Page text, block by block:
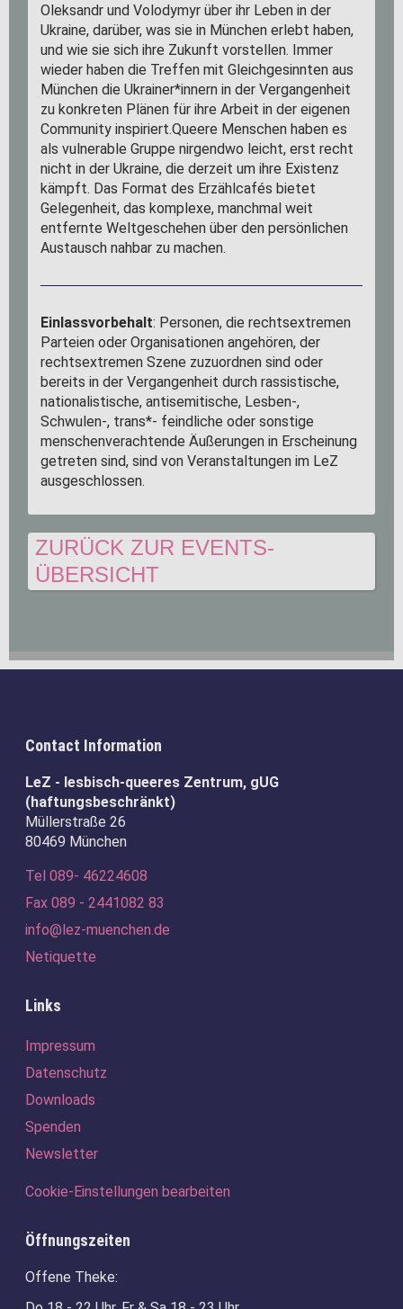
Oleksandr und Volodymyr über ihr Leben in der
Ukraine, darüber, was sie in München erlebt haben,
und wie sie sich ihre Zukunft vorstellen. Immer
wieder haben die Treffen mit Gleichgesinnten aus
München die Ukrainer*innern in der Vergangenheit
zu konkreten Plänen für ihre Arbeit in der eigenen
Community inspiriert.Queere Menschen haben es
als vulnerable Gruppe nirgendwo leicht, erst recht
nicht in der Ukraine, die derzeit um ihre Existenz
kämpft. Das Format des Erzählcafés bietet
Gelegenheit, das komplexe, manchmal weit
entfernte Weltgeschehen über den persönlichen
Austausch nahbar zu machen.
Einlassvorbehalt: Personen, die rechtsextremen
Parteien oder Organisationen angehören, der
rechtsextremen Szene zuzuordnen sind oder
bereits in der Vergangenheit durch rassistische,
nationalistische, antisemitische, Lesben-,
Schwulen-, trans*- feindliche oder sonstige
menschenverachtende Äußerungen in Erscheinung
getreten sind, sind von Veranstaltungen im LeZ
ausgeschlossen.
ZURÜCK ZUR EVENTS-
ÜBERSICHT
Contact Information
LeZ - lesbisch-queeres Zentrum, gUG
(haftungsbeschränkt)
Müllerstraße 26
80469 München
Tel 089- 46224608
Fax 089 - 2441082 83
info@lez-muenchen.de
Netiquette
Links
Navigation
überspringen
Impressum
Datenschutz
Downloads
Spenden
Newsletter
Cookie-Einstellungen bearbeiten
Öffnungszeiten
Offene Theke: